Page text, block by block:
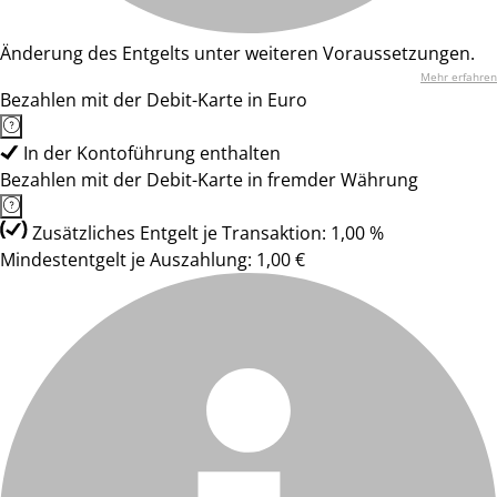
Änderung des Entgelts unter weiteren Voraussetzungen.
Mehr erfahren
Bezahlen mit der Debit-Karte in Euro
In der Kontoführung enthalten
Bezahlen mit der Debit-Karte in fremder Währung
Zusätzliches Entgelt je Transaktion: 1,00 %
Mindestentgelt je Auszahlung: 1,00 €